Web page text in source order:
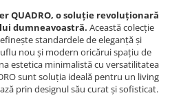
QUADRO, o soluție revoluționară
dumneavoastră. Această colecție
standardele de eleganță și
nou și modern oricărui spațiu de
estetica minimalistă cu versatilitatea
sunt soluția ideală pentru un living
prin designul său curat și sofisticat.